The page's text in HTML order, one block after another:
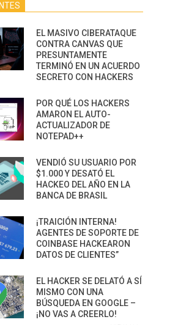
EL MASIVO CIBERATAQUE
CONTRA CANVAS QUE
PRESUNTAMENTE
TERMINÓ EN UN ACUERDO
SECRETO CON HACKERS
POR QUÉ LOS HACKERS
AMARON EL AUTO-
ACTUALIZADOR DE
NOTEPAD++
VENDIÓ SU USUARIO POR
$1.000 Y DESATÓ EL
HACKEO DEL AÑO EN LA
BANCA DE BRASIL
¡TRAICIÓN INTERNA!
AGENTES DE SOPORTE DE
COINBASE HACKEARON
DATOS DE CLIENTES”
EL HACKER SE DELATÓ A SÍ
MISMO CON UNA
BÚSQUEDA EN GOOGLE –
¡NO VAS A CREERLO!